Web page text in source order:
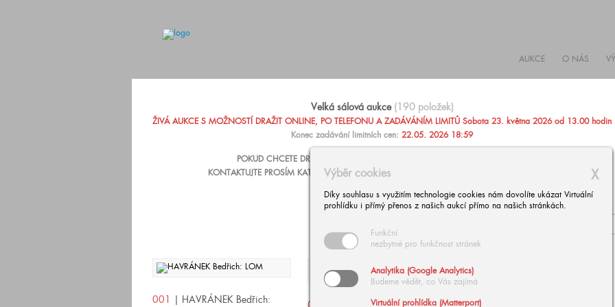
AUKCE O NÁS
X
Výběr cookies
Díky souhlasu s využitím technologie cookies nám dovolíte ukázat Virtuální
prohlídku i přímý přenos z našich aukcí přímo na našich stránkách.
Funkční
nezbytné pro funkčnost stránek
Analytika (Google Analytics)
Budeme vědět, co Vás zajímá
Virtuální prohlídka (Matterport)
Velká sálová aukce (190 položek)
ŽIVÁ AUKCE S MOŽNOSTÍ DRAŽIT ONLINE, PO TELEFONU A ZADÁVÁNÍM LIMITŮ Sobota 23. května 2026 od 13.00 hodin
Konec zadávání limitních cen: 22.05. 2026 18:59
POKUD CHCETE DRAŽIT PO TELEFONU NEBO ZADAT PEVNOU LIMITNÍ CENU
KONTAKTUJTE PROSÍM KATARÍNU ZÁRUBOVOU, +420 602 293 023,
001 | HAVRÁNEK Bedřich: